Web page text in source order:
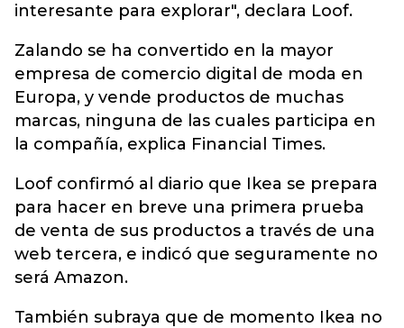
interesante para explorar", declara Loof.
Zalando se ha convertido en la mayor
empresa de comercio digital de moda en
Europa, y vende productos de muchas
marcas, ninguna de las cuales participa en
la compañía, explica Financial Times.
Loof confirmó al diario que Ikea se prepara
para hacer en breve una primera prueba
de venta de sus productos a través de una
web tercera, e indicó que seguramente no
será Amazon.
También subraya que de momento Ikea no